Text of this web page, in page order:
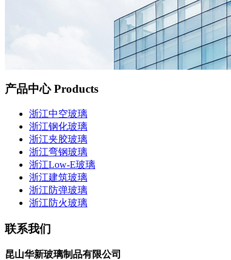
产品中心Products
浙江中空玻璃
浙江钢化玻璃
浙江夹胶玻璃
浙江弯钢玻璃
浙江Low-E玻璃
浙江建筑玻璃
浙江防弹玻璃
浙江防火玻璃
联系我们
昆山华新玻璃制品有限公司